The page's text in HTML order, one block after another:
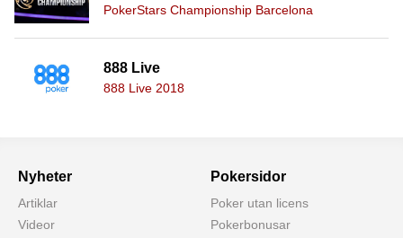
PokerStars Championship Barcelona
888 Live
888 Live 2018
Nyheter
Artiklar
Videor
Pokersidor
Poker utan licens
Pokerbonusar